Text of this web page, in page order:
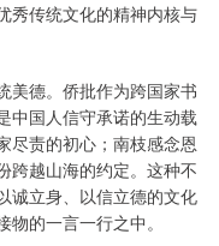
秀传统文化的精神内核与
美德。侨批作为跨国家书
中国人信守承诺的生动载
尽责的初心；南枝感念恩
跨越山海的约定。这种不
诚立身、以信立德的文化
的一言一行之中。